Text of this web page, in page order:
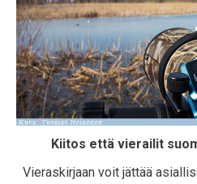
Kiitos että vierailit
Vieraskirjaan voit jättää